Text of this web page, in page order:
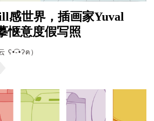
感世界，插画家Yuval
惬意度假写照
ʕ•͡-•ʔฅ）